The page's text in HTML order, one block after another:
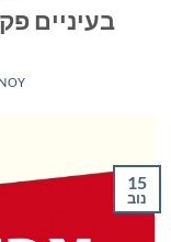
בעיניים
15
נוב